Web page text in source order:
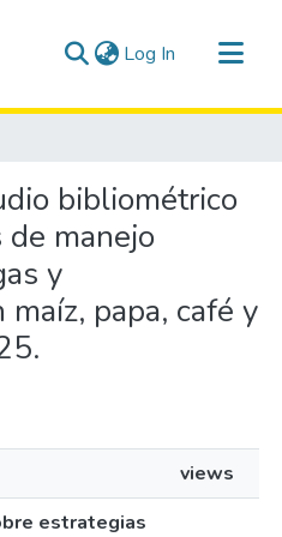
Log In (current)
bibliométrico
manejo
y
papa, café y
views
estrategias